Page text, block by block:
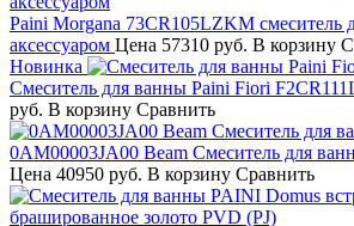
Paini Morgana 73CR105LZKM смеситель
аксессуаром Цена 57310 руб. В корзину
Новинка
Смеситель для ванны Paini Fiori
руб. В корзину Сравнить
0AM00003JA00 Beam Смеситель для
Цена 40950 руб. В корзину Сравнить